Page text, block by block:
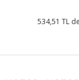
534,51 TL